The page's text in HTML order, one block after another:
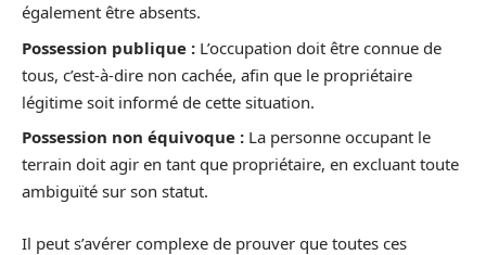
également être absents.
Possession publique : L’occupation doit être connue de
tous, c’est-à-dire non cachée, afin que le propriétaire
légitime soit informé de cette situation.
Possession non équivoque : La personne occupant le
terrain doit agir en tant que propriétaire, en excluant toute
ambiguïté sur son statut.
Il peut s’avérer complexe de prouver que toutes ces